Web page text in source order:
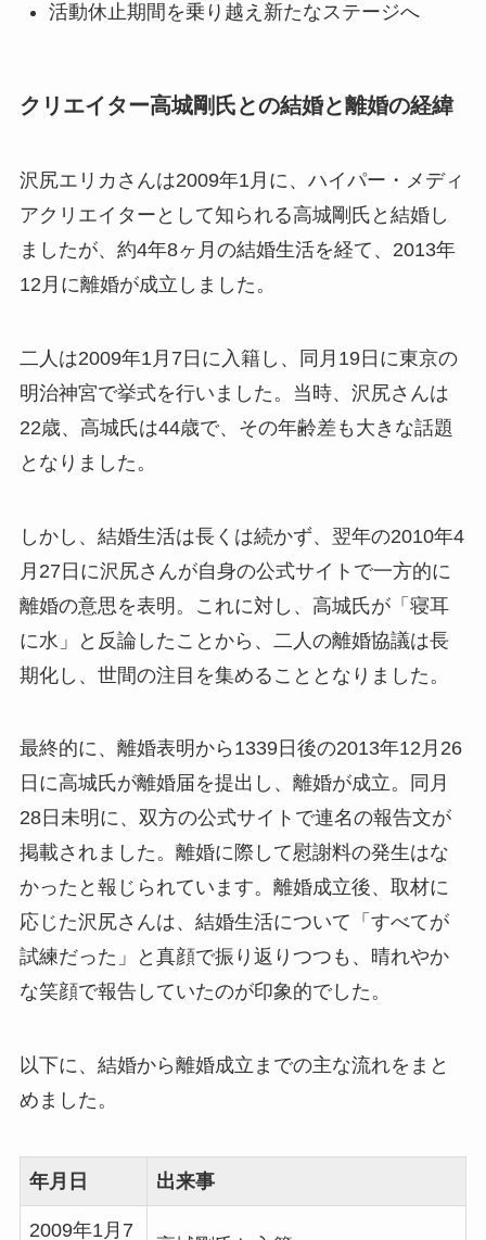
活動休止期間を乗り越え新たなステージへ
クリエイター高城剛氏との結婚と離婚の経緯
沢尻エリカさんは2009年1月に、ハイパー・メディ
アクリエイターとして知られる高城剛氏と結婚し
ましたが、約4年8ヶ月の結婚生活を経て、2013年
12月に離婚が成立しました。
二人は2009年1月7日に入籍し、同月19日に東京の
明治神宮で挙式を行いました。当時、沢尻さんは
22歳、高城氏は44歳で、その年齢差も大きな話題
となりました。
しかし、結婚生活は長くは続かず、翌年の2010年4
月27日に沢尻さんが自身の公式サイトで一方的に
離婚の意思を表明。これに対し、高城氏が「寝耳
に水」と反論したことから、二人の離婚協議は長
期化し、世間の注目を集めることとなりました。
最終的に、離婚表明から1339日後の2013年12月26
日に高城氏が離婚届を提出し、離婚が成立。同月
28日未明に、双方の公式サイトで連名の報告文が
掲載されました。離婚に際して慰謝料の発生はな
かったと報じられています。離婚成立後、取材に
応じた沢尻さんは、結婚生活について「すべてが
試練だった」と真顔で振り返りつつも、晴れやか
な笑顔で報告していたのが印象的でした。
以下に、結婚から離婚成立までの主な流れをまと
めました。
年月日 出来事
2009年1月7